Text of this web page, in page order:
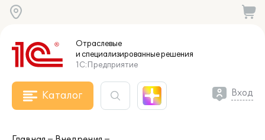
Отраслевые
и специализированныерешения
1С:Предприятие
Каталог Вход